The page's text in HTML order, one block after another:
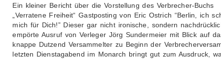
Ein kleiner Bericht über die Vorstellung des Verbrecher-Buchs
„Verratene Freiheit“ Gastposting von Eric Ostrich “Berlin, ich
mich für Dich!” Dieser gar nicht ironische, sondern
empörte Ausruf von Verleger Jörg Sundermeier mit Blick auf
knappe Dutzend Versammelter zu Beginn der
letzten Dienstagabend im Monarch bringt gut zum Ausdruck,